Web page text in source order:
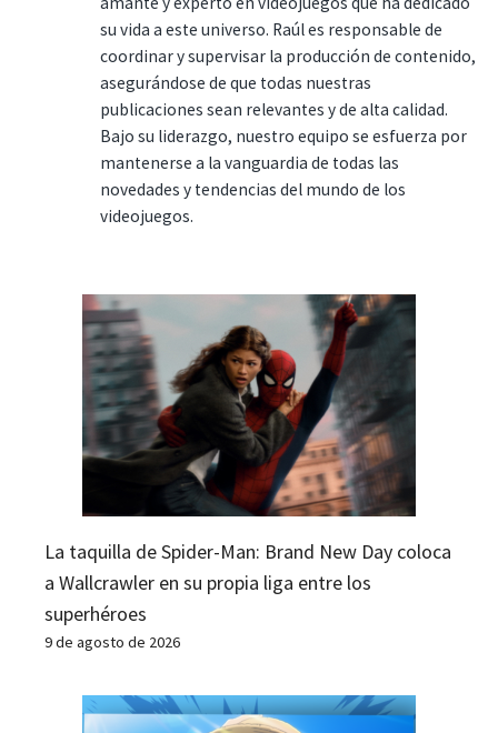
su vida a este universo. Raúl es responsable de
coordinar y supervisar la producción de contenido,
asegurándose de que todas nuestras
publicaciones sean relevantes y de alta calidad.
Bajo su liderazgo, nuestro equipo se esfuerza por
mantenerse a la vanguardia de todas las
novedades y tendencias del mundo de los
videojuegos.
La taquilla de Spider-Man: Brand New Day coloca
a Wallcrawler en su propia liga entre los
superhéroes
9 de agosto de 2026